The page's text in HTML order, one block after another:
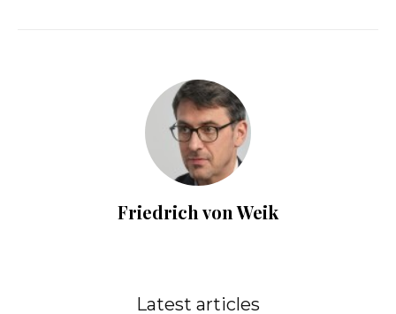
Friedrich von Weik
Latest articles